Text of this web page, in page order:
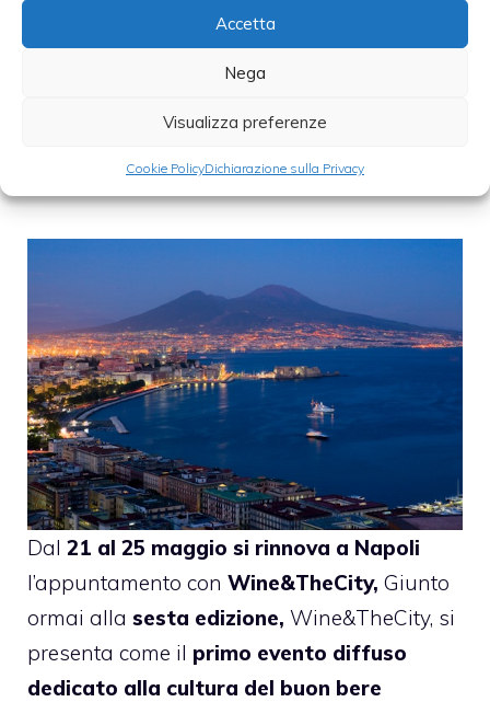
Accetta
Nega
Visualizza preferenze
Cookie PolicyDichiarazione sulla Privacy
WINE&THECITY a Napoli, 21-25 maggio
20 Maggio 2013
Dal 21 al 25 maggio si rinnova a Napoli
l’appuntamento con Wine&TheCity, Giunto
ormai alla sesta edizione, Wine&TheCity, si
presenta come il primo evento diffuso
dedicato alla cultura del buon bere